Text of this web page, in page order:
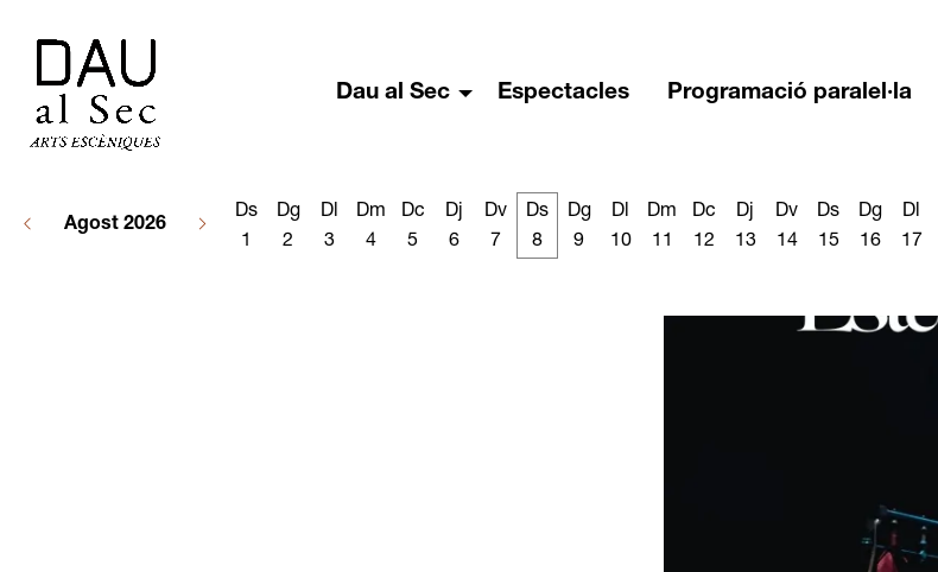
Dau al Sec Espectacles Programació paralel·la
Agost 2026
Ds
1
Dg
2
Dl
3
Dm
4
Dc
5
Dj
6
Dv
7
Ds
8
Dg
9
Dl
10
Dm
11
Dc
12
Dj
13
Dv
14
Ds
15
Dg
16
Dl
17